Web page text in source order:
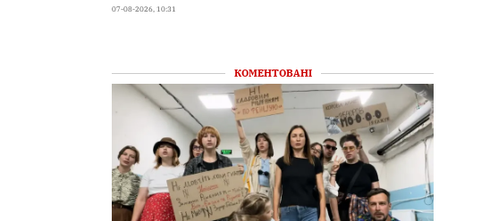
07-08-2026, 10:31
КОМЕНТОВАНІ